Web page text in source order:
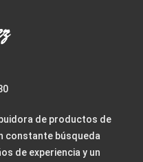
de productos de
constante búsqueda
de experiencia y un